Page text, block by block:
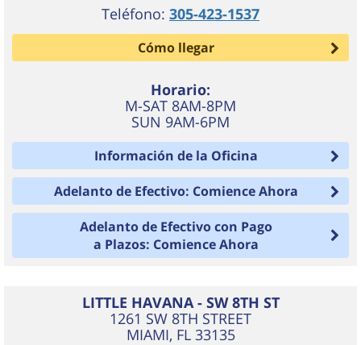
Teléfono: 305-423-1537
Cómo llegar
Horario:
M-SAT 8AM-8PM
SUN 9AM-6PM
Información de la Oficina
Adelanto de Efectivo: Comience Ahora
Adelanto de Efectivo con Pago
a Plazos: Comience Ahora
LITTLE HAVANA - SW 8TH ST
1261 SW 8TH STREET
MIAMI, FL 33135